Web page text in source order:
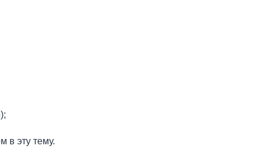
в эту тему.